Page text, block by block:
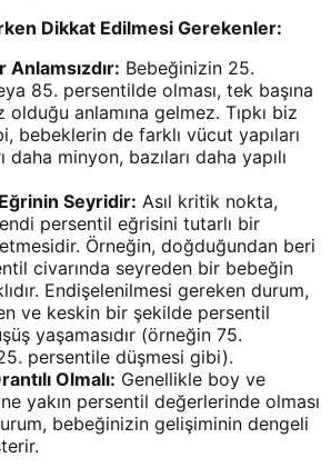
Dikkat Edilmesi Gerekenler:
Bebeğinizin 25.
85. persentilde olması, tek başına
olduğu anlamına gelmez. Tıpkı biz
bebeklerin de farklı vücut yapıları
daha minyon, bazıları daha yapılı
Seyridir: Asıl kritik nokta,
persentil eğrisini tutarlı bir
Örneğin, doğduğundan beri
civarında seyreden bir bebeğin
Endişelenilmesi gereken durum,
ve keskin bir şekilde persentil
yaşamasıdır (örneğin 75.
persentile düşmesi gibi).
Olmalı: Genellikle boy ve
yakın persentil değerlerinde olması
bebeğinizin gelişiminin dengeli